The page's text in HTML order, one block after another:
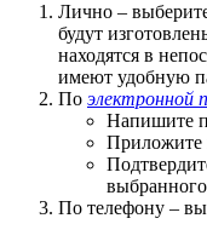
Лично –
будут
находятся в
имеют удобную
По электронной
Напишите
Приложите
По телефону –